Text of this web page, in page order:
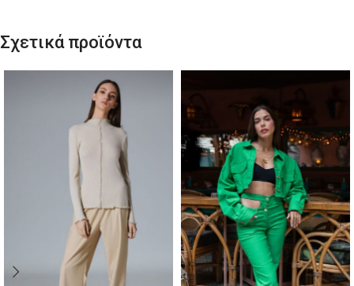
Σχετικά προϊόντα